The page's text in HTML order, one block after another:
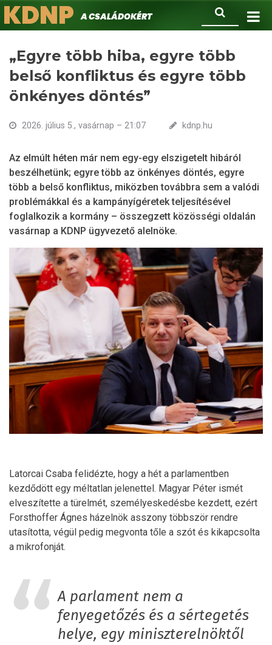
Ugrás
a
Keresés
KDNPA családokért.
„Egyre több hiba, egyre több
belső konfliktus és egyre több
önkényes döntés”
2026. július 5., vasárnap – 21:07 kdnp.hu
Az elmúlt héten már nem egy-egy elszigetelt hibáról
beszélhetünk; egyre több az önkényes döntés, egyre
több a belső konfliktus, miközben továbbra sem a valódi
problémákkal és a kampányígéretek teljesítésével
foglalkozik a kormány – összegzett közösségi oldalán
vasárnap a KDNP ügyvezető alelnöke.
Latorcai Csaba felidézte, hogy a hét a parlamentben
kezdődött egy méltatlan jelenettel. Magyar Péter ismét
elveszítette a türelmét, személyeskedésbe kezdett, ezért
Forsthoffer Ágnes házelnök asszony többször rendre
utasította, végül pedig megvonta tőle a szót és kikapcsolta
a mikrofonját.
A parlament nem a
fenyegetőzés és a sértegetés
helye, egy miniszterelnöktől